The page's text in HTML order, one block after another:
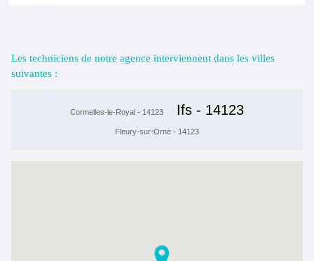
Les techniciens de notre agence interviennent dans les villes
suivantes :
Cormelles-le-Royal - 14123 Ifs - 14123
Fleury-sur-Orne - 14123